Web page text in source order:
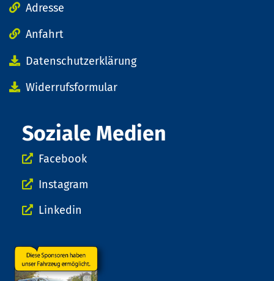
Adresse
Anfahrt
Datenschutzerklärung
Widerrufsformular
Soziale Medien
Facebook
Instagram
Linkedin